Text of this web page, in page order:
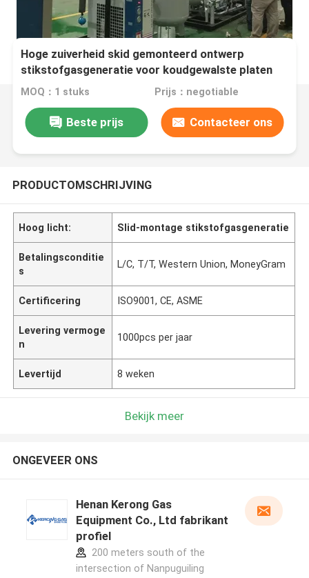
Hoge zuiverheid skid gemonteerd ontwerp
stikstofgasgeneratie voor koudgewalste platen
MOQ：1 stuks Prijs：negotiable
Beste prijs Contacteer ons
PRODUCTOMSCHRIJVING
Hoog licht: Slid-montage stikstofgasgeneratie
Betalingsconditie
s
L/C, T/T, Western Union, MoneyGram
Certificering ISO9001, CE, ASME
Levering vermoge
n
1000pcs per jaar
Levertijd 8 weken
Bekijk meer
ONGEVEER ONS
Henan Kerong Gas
Equipment Co., Ltd fabrikant
profiel
200 meters south of the
intersection of Nanpuguiling